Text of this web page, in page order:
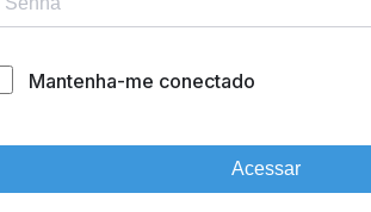
Mantenha-me conectado
Acessar